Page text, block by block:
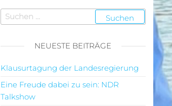
NEUESTE BEITRÄGE
Klausurtagung der Landesregierung
Eine Freude dabei zu sein: NDR
Talkshow